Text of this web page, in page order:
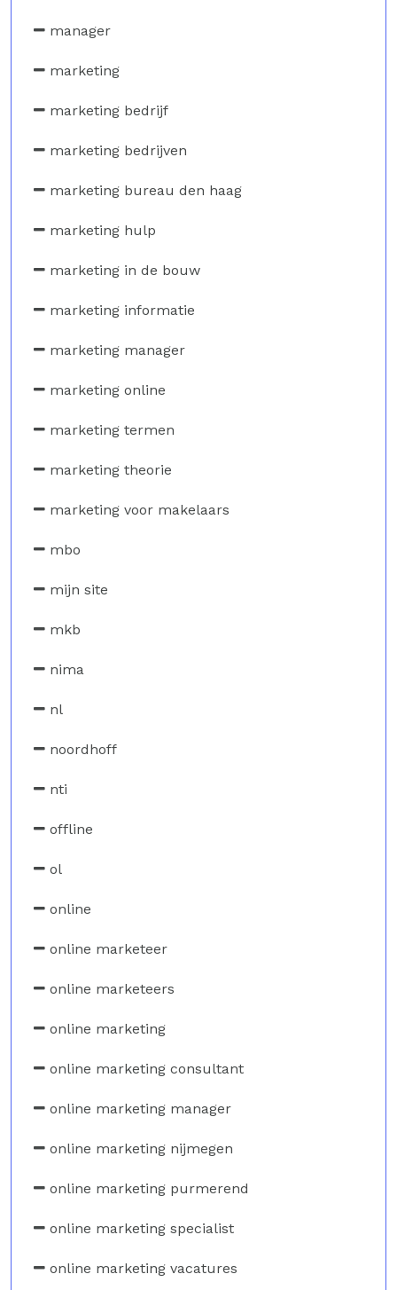
manager
marketing
marketing bedrijf
marketing bedrijven
marketing bureau den haag
marketing hulp
marketing in de bouw
marketing informatie
marketing manager
marketing online
marketing termen
marketing theorie
marketing voor makelaars
mbo
mijn site
mkb
nima
nl
noordhoff
nti
offline
ol
online
online marketeer
online marketeers
online marketing
online marketing consultant
online marketing manager
online marketing nijmegen
online marketing purmerend
online marketing specialist
online marketing vacatures